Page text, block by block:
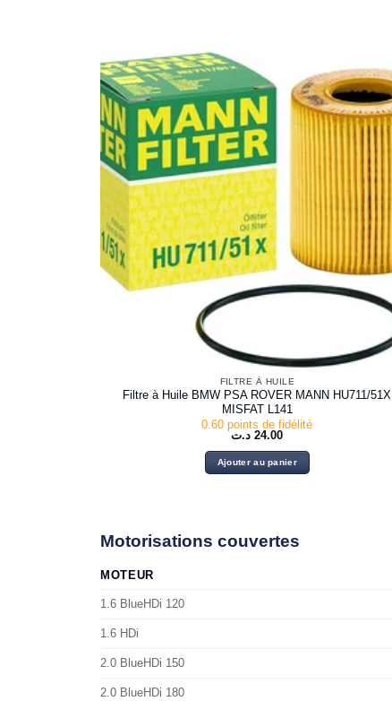
FILTRE À HUILE
Filtre à Huile BMW PSA ROVER MANN HU711/51X
MISFAT L141
0.60 points de fidélité
24.00 د.ت
Ajouter au panier
Motorisations couvertes
MOTEUR
1.6 BlueHDi 120
1.6 HDi
2.0 BlueHDi 150
2.0 BlueHDi 180